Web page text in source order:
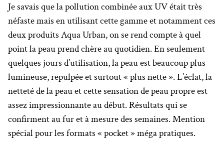
Je savais que la pollution combinée aux UV était très
néfaste mais en utilisant cette gamme et notamment ces
deux produits Aqua Urban, on se rend compte à quel
point la peau prend chère au quotidien. En seulement
quelques jours d’utilisation, la peau est beaucoup plus
lumineuse, repulpée et surtout « plus nette ». L’éclat, la
netteté de la peau et cette sensation de peau propre est
assez impressionnante au début. Résultats qui se
confirment au fur et à mesure des semaines. Mention
spécial pour les formats « pocket » méga pratiques.